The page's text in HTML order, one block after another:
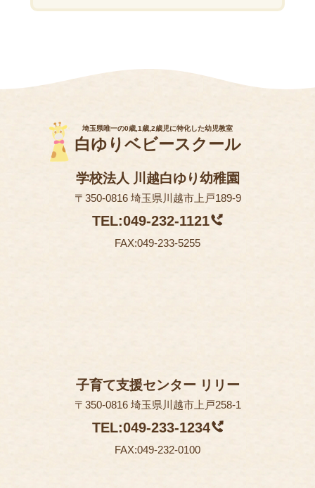
埼玉県唯一の0歳,1歳,2歳児に特化した幼児教室
白ゆりベビースクール
学校法人 川越白ゆり幼稚園
〒350-0816 埼玉県川越市上戸189-9
TEL:049-232-1121
FAX:049-233-5255
子育て支援センター リリー
〒350-0816 埼玉県川越市上戸258-1
TEL:049-233-1234
FAX:049-232-0100